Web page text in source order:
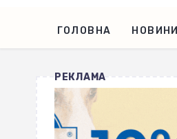
ГОЛОВНА НОВИНИ
РЕКЛАМА